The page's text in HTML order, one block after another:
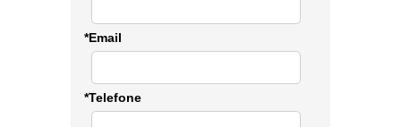
*Email
*Telefone